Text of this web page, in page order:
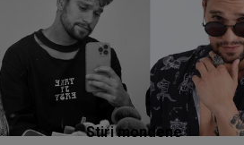
Stiri mondene